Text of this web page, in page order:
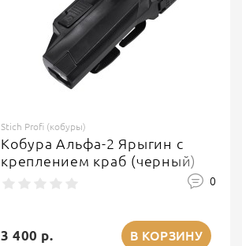
Stich Profi (кобуры)
Кобура Альфа-2 Ярыгин с
креплением краб (черный)
0
3 400 р. В КОРЗИНУ